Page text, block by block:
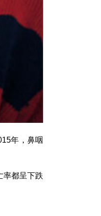
年，鼻咽
率都呈下跌